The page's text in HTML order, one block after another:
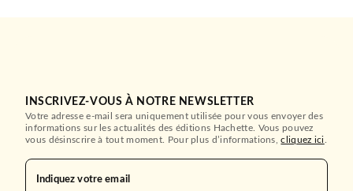
INSCRIVEZ-VOUS À NOTRE NEWSLETTER
Votre adresse e-mail sera uniquement utilisée pour vous envoyer des
informations sur les actualités des éditions Hachette. Vous pouvez
vous désinscrire à tout moment. Pour plus d’informations,cliquez ici
Indiquez votre email